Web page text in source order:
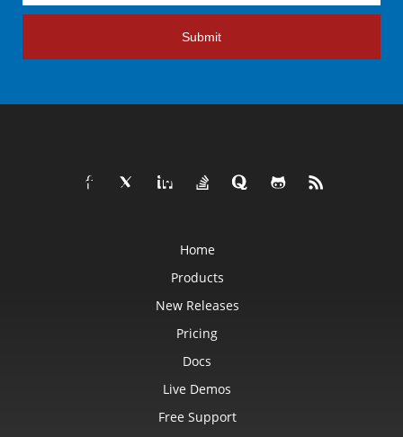
Submit
Home
Products
New Releases
Pricing
Docs
Live Demos
Free Support